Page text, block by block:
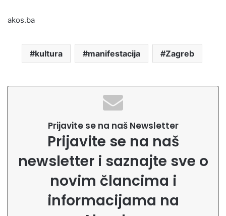
akos.ba
kultura manifestacija Zagreb
Prijavite se na naš Newsletter
Prijavite se na naš
newsletter i saznajte sve o
novim člancima i
informacijama na